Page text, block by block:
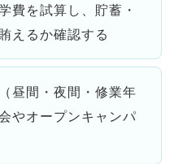
費を試算し、貯蓄・
えるか確認する
昼間・夜間・修業年
やオープンキャンパ